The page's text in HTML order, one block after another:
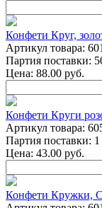
Конфети Круг,
Артикул товара:
Партия поставки:
Цена: 88.00 руб.
Конфети Круги
Артикул товара:
Партия поставки:
Цена: 43.00 руб.
Конфети Кружки,